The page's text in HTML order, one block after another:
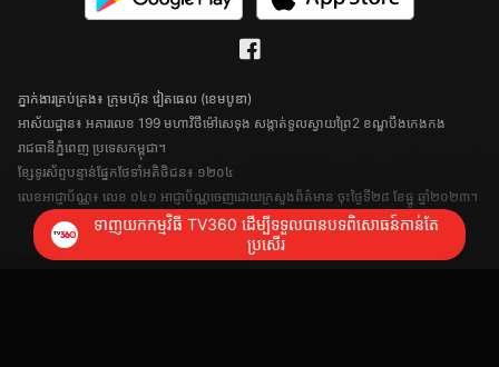
ភ្នាក់ងារគ្រប់គ្រង៖ ក្រុមហ៊ុន វៀតធេល (ខេមបូឌា)
អាស័យដ្ឋាន៖ អគារលេខ 199 មហាវិថីម៉ៅសេទុង សង្កាត់ទួលស្វាយព្រៃ2 ខណ្ឌបឹងកេងកង
រាជធានីភ្នំពេញ ប្រទេសកម្ពុជា។
ខ្សែទូរស័ព្ទបន្ទាន់ផ្នែកថែទាំអតិថិជន៖ ១២០៤
លេខអាជ្ញាប័ណ្ណ៖ លេខ ០៤១ អាជ្ញាប័ណ្ណចេញដោយក្រសួងព័ត៌មាន ចុះថ្ងៃទី២៨ ខែធ្នូ ឆ្នាំ២០២៣។
ទាញយកកម្មវិធី TV360 ដើម្បីទទួលបានបទពិសោធន៍កាន់តែ
ប្រសើរ